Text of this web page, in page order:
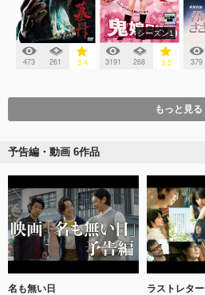
473 261 3.4
シーズン1
3191 268 3.5 379
もっと見る
予告編・動画 6作品
名も無い日 ラストレター